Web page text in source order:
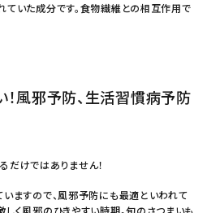
ていた成分です。食物繊維との相互作用で
！風邪予防、生活習慣病予防
だけではありません！
ますので、風邪予防にも最適といわれて